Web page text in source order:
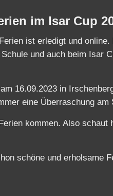
im Isar Cup
ist erledigt und
und auch beim Isar
16.09.2023 in
eine Überraschung am
kommen. Also
schöne und erholsame